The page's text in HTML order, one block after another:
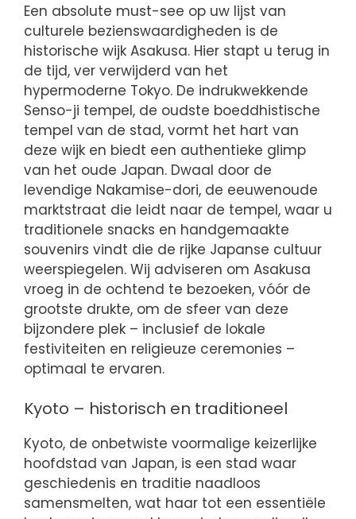
Een absolute must-see op uw lijst van
culturele bezienswaardigheden is de
historische wijk Asakusa. Hier stapt u terug in
de tijd, ver verwijderd van het
hypermoderne Tokyo. De indrukwekkende
Senso-ji tempel, de oudste boeddhistische
tempel van de stad, vormt het hart van
deze wijk en biedt een authentieke glimp
van het oude Japan. Dwaal door de
levendige Nakamise-dori, de eeuwenoude
marktstraat die leidt naar de tempel, waar u
traditionele snacks en handgemaakte
souvenirs vindt die de rijke Japanse cultuur
weerspiegelen. Wij adviseren om Asakusa
vroeg in de ochtend te bezoeken, vóór de
grootste drukte, om de sfeer van deze
bijzondere plek – inclusief de lokale
festiviteiten en religieuze ceremonies –
optimaal te ervaren.
Kyoto – historisch en traditioneel
Kyoto, de onbetwiste voormalige keizerlijke
hoofdstad van Japan, is een stad waar
geschiedenis en traditie naadloos
samensmelten, wat haar tot een essentiële